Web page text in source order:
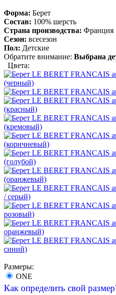
Форма: Берет
Состав: 100% шерсть
Страна производства: Франция
Сезон: всесезон
Пол: Детские
Обратите внимание: Выбрана
Цвета:
Размеры:
ONE
Как определить свой